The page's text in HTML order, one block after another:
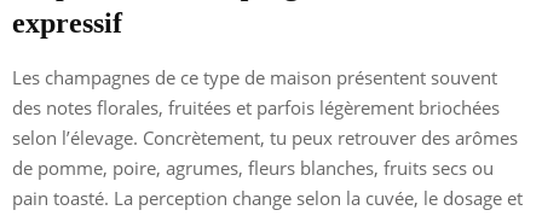
expressif
Les champagnes de ce type de maison présentent souvent
des notes florales, fruitées et parfois légèrement briochées
selon l’élevage. Concrètement, tu peux retrouver des arômes
de pomme, poire, agrumes, fleurs blanches, fruits secs ou
pain toasté. La perception change selon la cuvée, le dosage et